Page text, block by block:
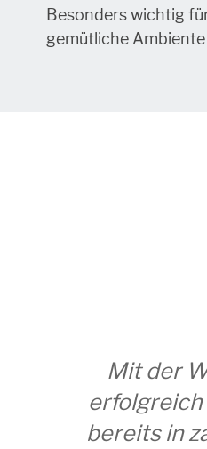
Besonders wichtig
gemütliche
Mit der
erfolgreich
bereits in